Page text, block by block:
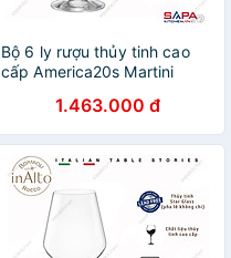
Bộ 6 ly rượu thủy tinh cao
cấp America20s Martini
1.463.000 đ